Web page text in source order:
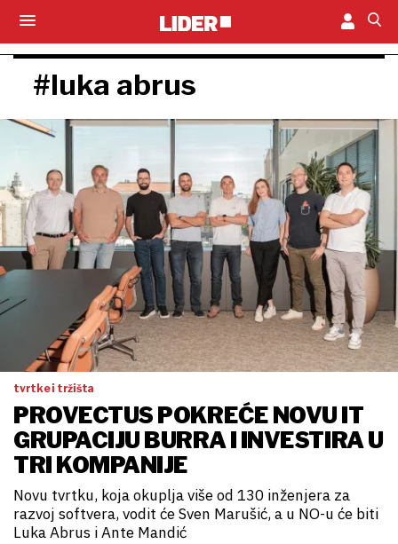
#luka abrus
tvrtke i tržišta
PROVECTUS POKREĆE NOVU IT
GRUPACIJU BURRA I INVESTIRA U
TRI KOMPANIJE
Novu tvrtku, koja okuplja više od 130 inženjera za
razvoj softvera, vodit će Sven Marušić, a u NO-u će biti
Luka Abrus i Ante Mandić